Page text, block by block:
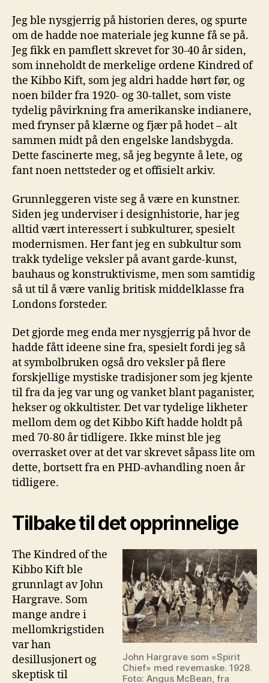
Jeg ble nysgjerrig på historien deres, og spurte
om de hadde noe materiale jeg kunne få se på.
Jeg fikk en pamflett skrevet for 30-40 år siden,
som inneholdt de merkelige ordene Kindred of
the Kibbo Kift, som jeg aldri hadde hørt før, og
noen bilder fra 1920- og 30-tallet, som viste
tydelig påvirkning fra amerikanske indianere,
med frynser på klærne og fjær på hodet – alt
sammen midt på den engelske landsbygda.
Dette fascinerte meg, så jeg begynte å lete, og
fant noen nettsteder og et offisielt arkiv.
Grunnleggeren viste seg å være en kunstner.
Siden jeg underviser i designhistorie, har jeg
alltid vært interessert i subkulturer, spesielt
modernismen. Her fant jeg en subkultur som
trakk tydelige veksler på avant garde-kunst,
bauhaus og konstruktivisme, men som samtidig
så ut til å være vanlig britisk middelklasse fra
Londons forsteder.
Det gjorde meg enda mer nysgjerrig på hvor de
hadde fått ideene sine fra, spesielt fordi jeg så
at symbolbruken også dro veksler på flere
forskjellige mystiske tradisjoner som jeg kjente
til fra da jeg var ung og vanket blant paganister,
hekser og okkultister. Det var tydelige likheter
mellom dem og det Kibbo Kift hadde holdt på
med 70-80 år tidligere. Ikke minst ble jeg
overrasket over at det var skrevet såpass lite om
dette, bortsett fra en PHD-avhandling noen år
tidligere.
Tilbake til det opprinnelige
John Hargrave som «Spirit
Chief» med revemaske. 1928.
Foto: Angus McBean, fra
The Kindred of the
Kibbo Kift ble
grunnlagt av John
Hargrave. Som
mange andre i
mellomkrigstiden
var han
desillusjonert og
skeptisk til